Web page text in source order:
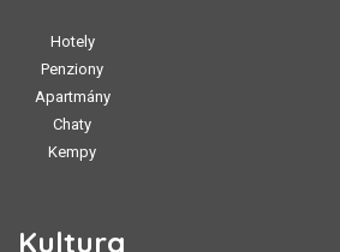
Hotely
Penziony
Apartmány
Chaty
Kempy
Kultura